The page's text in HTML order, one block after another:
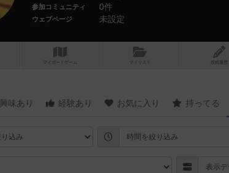
参加コミュニティ 0件
ウェブページ 未設定
マイボードゲーム マイリスト 投稿履歴
興味あり 経験あり お気に入り 持ってる